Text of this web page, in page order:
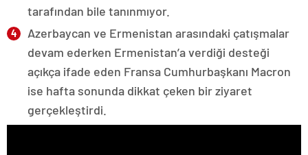
tarafından bile tanınmıyor.
Azerbaycan ve Ermenistan arasındaki çatışmalar
devam ederken Ermenistan’a verdiği desteği
açıkça ifade eden Fransa Cumhurbaşkanı Macron
ise hafta sonunda dikkat çeken bir ziyaret
gerçekleştirdi.